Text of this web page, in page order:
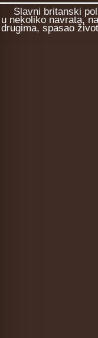
Slavni britanski
u nekoliko navrata,
drugima, spasao